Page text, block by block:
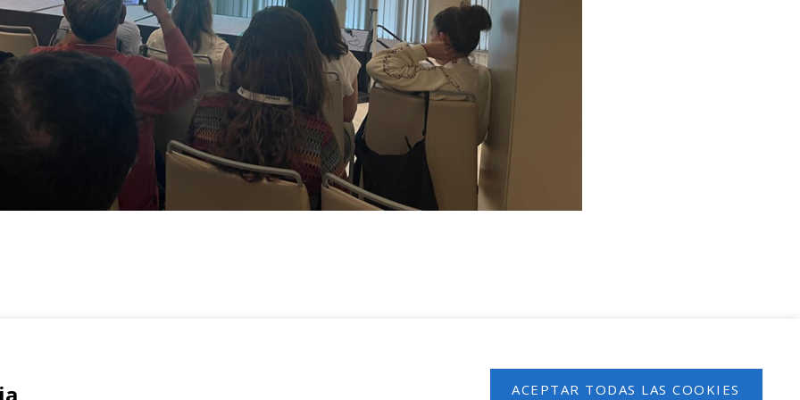
Registrate en nuestro boletín de noticias
ACEPTAR TODAS LAS COOKIES